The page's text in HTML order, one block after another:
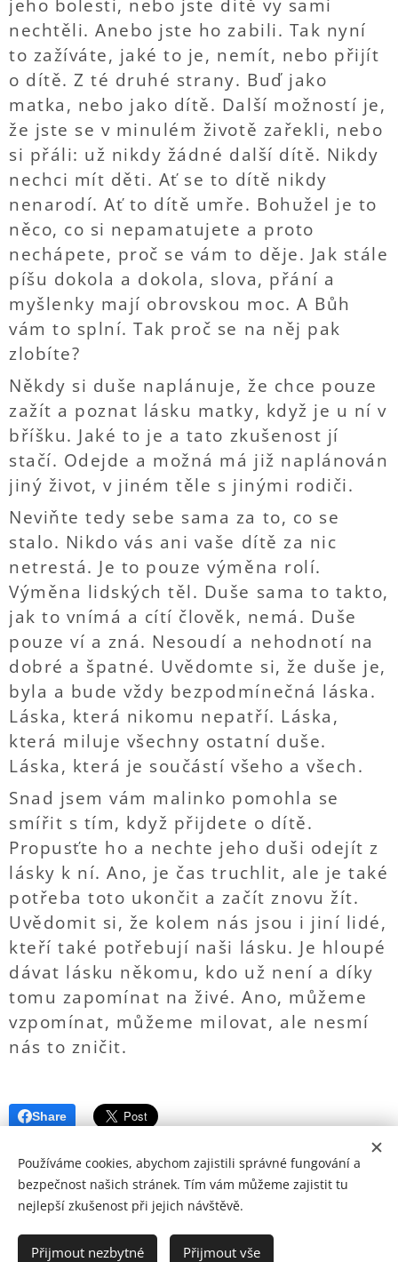
jeho bolesti, nebo jste dítě vy sami
nechtěli. Anebo jste ho zabili. Tak nyní
to zažíváte, jaké to je, nemít, nebo přijít
o dítě. Z té druhé strany. Buď jako
matka, nebo jako dítě. Další možností je,
že jste se v minulém životě zařekli, nebo
si přáli: už nikdy žádné další dítě. Nikdy
nechci mít děti. Ať se to dítě nikdy
nenarodí. Ať to dítě umře. Bohužel je to
něco, co si nepamatujete a proto
nechápete, proč se vám to děje. Jak stále
píšu dokola a dokola, slova, přání a
myšlenky mají obrovskou moc. A Bůh
vám to splní. Tak proč se na něj pak
zlobíte?
Někdy si duše naplánuje, že chce pouze
zažít a poznat lásku matky, když je u ní v
bříšku. Jaké to je a tato zkušenost jí
stačí. Odejde a možná má již naplánován
jiný život, v jiném těle s jinými rodiči.
Neviňte tedy sebe sama za to, co se
stalo. Nikdo vás ani vaše dítě za nic
netrestá. Je to pouze výměna rolí.
Výměna lidských těl. Duše sama to takto,
jak to vnímá a cítí člověk, nemá. Duše
pouze ví a zná. Nesoudí a nehodnotí na
dobré a špatné. Uvědomte si, že duše je,
byla a bude vždy bezpodmínečná láska.
Láska, která nikomu nepatří. Láska,
která miluje všechny ostatní duše.
Láska, která je součástí všeho a všech.
Snad jsem vám malinko pomohla se
smířit s tím, když přijdete o dítě.
Propusťte ho a nechte jeho duši odejít z
lásky k ní. Ano, je čas truchlit, ale je také
potřeba toto ukončit a začít znovu žít.
Uvědomit si, že kolem nás jsou i jiní lidé,
kteří také potřebují naši lásku. Je hloupé
dávat lásku někomu, kdo už není a díky
tomu zapomínat na živé. Ano, můžeme
vzpomínat, můžeme milovat, ale nesmí
nás to zničit.
Share
© Copyright by Zohran 2024 | Všechna práva vyhrazena.
Používáme cookies, abychom zajistili správné fungování a
bezpečnost našich stránek. Tím vám můžeme zajistit tu
nejlepší zkušenost při jejich návštěvě.
Přijmout nezbytné Přijmout vše